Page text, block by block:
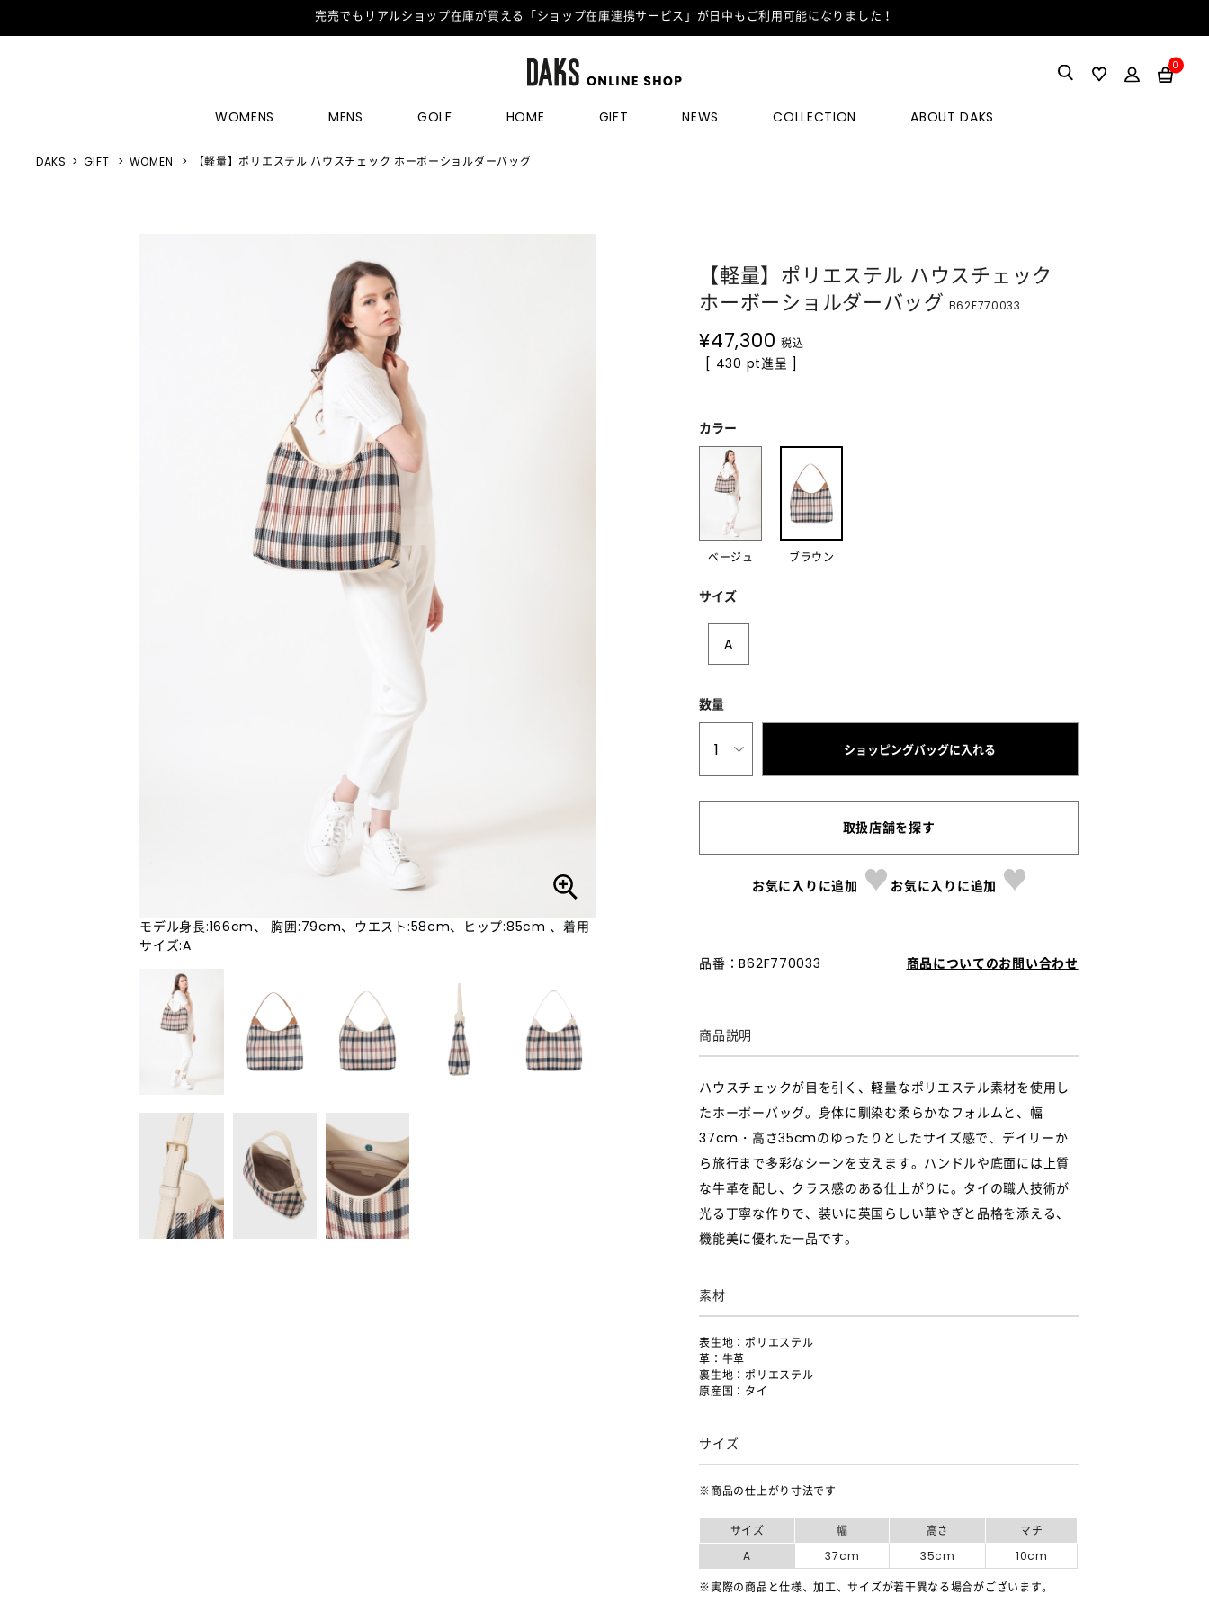
完売でもリアルショップ在庫が買える「ショップ在庫連携サービス」が日中もご利用可能になりました！
0
WOMENS MENS GOLF HOME GIFT NEWS COLLECTION ABOUT DAKS
DAKS GIFT WOMEN 【軽量】ポリエステル ハウスチェック ホーボーショルダーバッグ
モデル身長:166cm、 胸囲:79cm、ウエスト:58cm、ヒップ:85cm 、着用
サイズ:A
【軽量】ポリエステル ハウスチェック
ホーボーショルダーバッグ B62F770033
¥47,300 税込
[ 430 pt進呈 ]
カラー
ベージュ ブラウン
サイズ
A
数量
1 ショッピングバッグに入れる
取扱店舗を探す
お気に入りに追加 お気に入りに追加
品番：B62F770033 商品についてのお問い合わせ
商品説明
ハウスチェックが目を引く、軽量なポリエステル素材を使用し
たホーボーバッグ。身体に馴染む柔らかなフォルムと、幅
37cm・高さ35cmのゆったりとしたサイズ感で、デイリーか
ら旅行まで多彩なシーンを支えます。ハンドルや底面には上質
な牛革を配し、クラス感のある仕上がりに。タイの職人技術が
光る丁寧な作りで、装いに英国らしい華やぎと品格を添える、
機能美に優れた一品です。
素材
表生地：ポリエステル
革：牛革
裏生地：ポリエステル
原産国：タイ
サイズ
※商品の仕上がり寸法です
サイズ 幅 高さ
マチ
A
37cm 35cm 10cm
※実際の商品と仕様、加工、サイズが若干異なる場合がございます。